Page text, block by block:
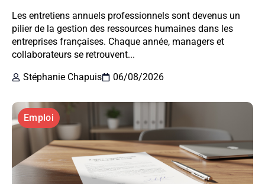
Les entretiens annuels professionnels sont devenus un
pilier de la gestion des ressources humaines dans les
entreprises françaises. Chaque année, managers et
collaborateurs se retrouvent...
Stéphanie Chapuis
06/08/2026
Emploi